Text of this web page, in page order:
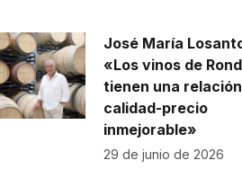
José María
«Los vinos de
tienen una relación
calidad-precio
inmejorable»
29 de junio de 2026